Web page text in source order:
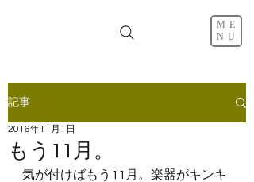
ME
NU
記事
もう11月。
2016年11月1日
気が付けばもう11月。楽器がキンキ